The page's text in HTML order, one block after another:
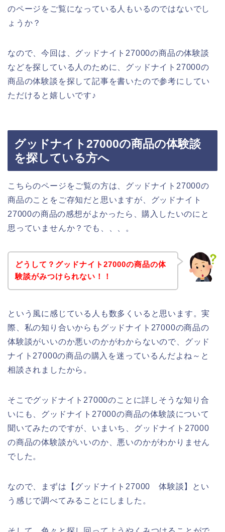
のページをご覧になっている人もいるのではないでし
ょうか？
なので、今回は、グッドナイト27000の商品の体験談
などを探している人のために、グッドナイト27000の
商品の体験談を探して記事を書いたので参考にしてい
ただけると嬉しいです♪
グッドナイト27000の商品の体験談
を探している方へ
こちらのページをご覧の方は、グッドナイト27000の
商品のことをご存知だと思いますが、グッドナイト
27000の商品の感想がよかったら、購入したいのにと
思っていませんか？でも、、、。
どうして？グッドナイト27000の商品の体
験談がみつけられない！！
という風に感じている人も数多くいると思います。実
際、私の知り合いからもグッドナイト27000の商品の
体験談がいいのか悪いのかがわからないので、グッド
ナイト27000の商品の購入を迷っているんだよね～と
相談されましたから。
そこでグッドナイト27000のことに詳しそうな知り合
いにも、グッドナイト27000の商品の体験談について
聞いてみたのですが、いまいち、グッドナイト27000
の商品の体験談がいいのか、悪いのかがわかりません
でした。
なので、まずは【グッドナイト27000 体験談】とい
う感じで調べてみることにしました。